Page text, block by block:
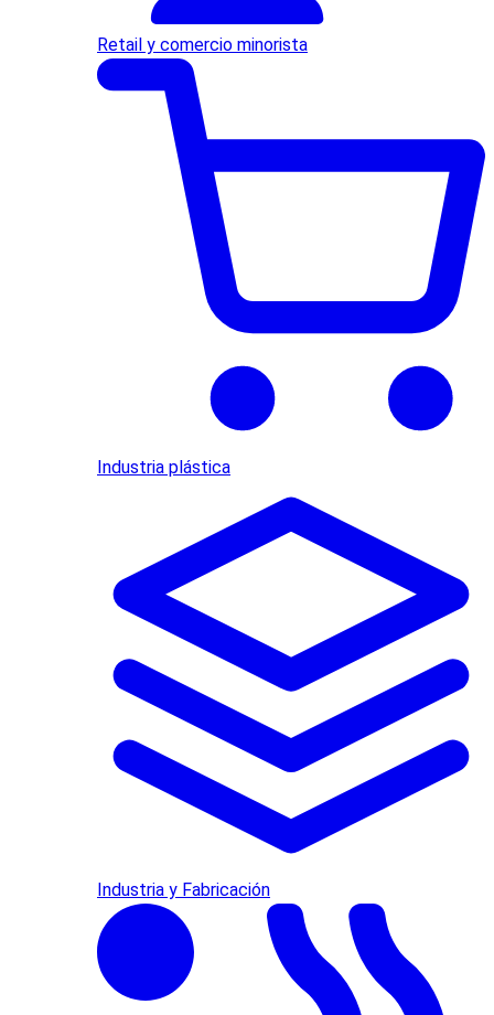
Retail y comercio minorista
Industria plástica
Industria y Fabricación